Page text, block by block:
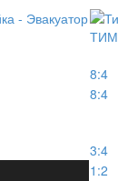
ТИМ
8:4
8:4
3:4
1:2